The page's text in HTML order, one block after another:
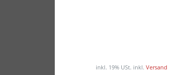
inkl. 19% USt. inkl.Versand